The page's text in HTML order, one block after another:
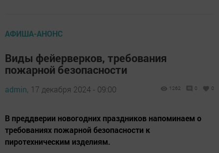
АФИША-АНОНС
Виды фейерверков, требования
пожарной безопасности
admin, 17 декабря 2024 - 09:00 1262 0 0
В преддверии новогодних праздников напоминаем о
требованиях пожарной безопасности к
пиротехническим изделиям.